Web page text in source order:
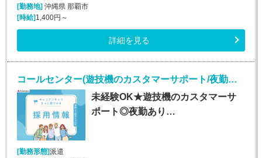
[勤務地]沖縄県 那覇市
[時給]1,400円～
詳細を見る
コールセンター(遊技機のカスタマーサポート/夜勤あり/長期)
未経験OK★遊技機のカスタマーサ
ポート◎夜勤あり…
[勤務形態]派遣